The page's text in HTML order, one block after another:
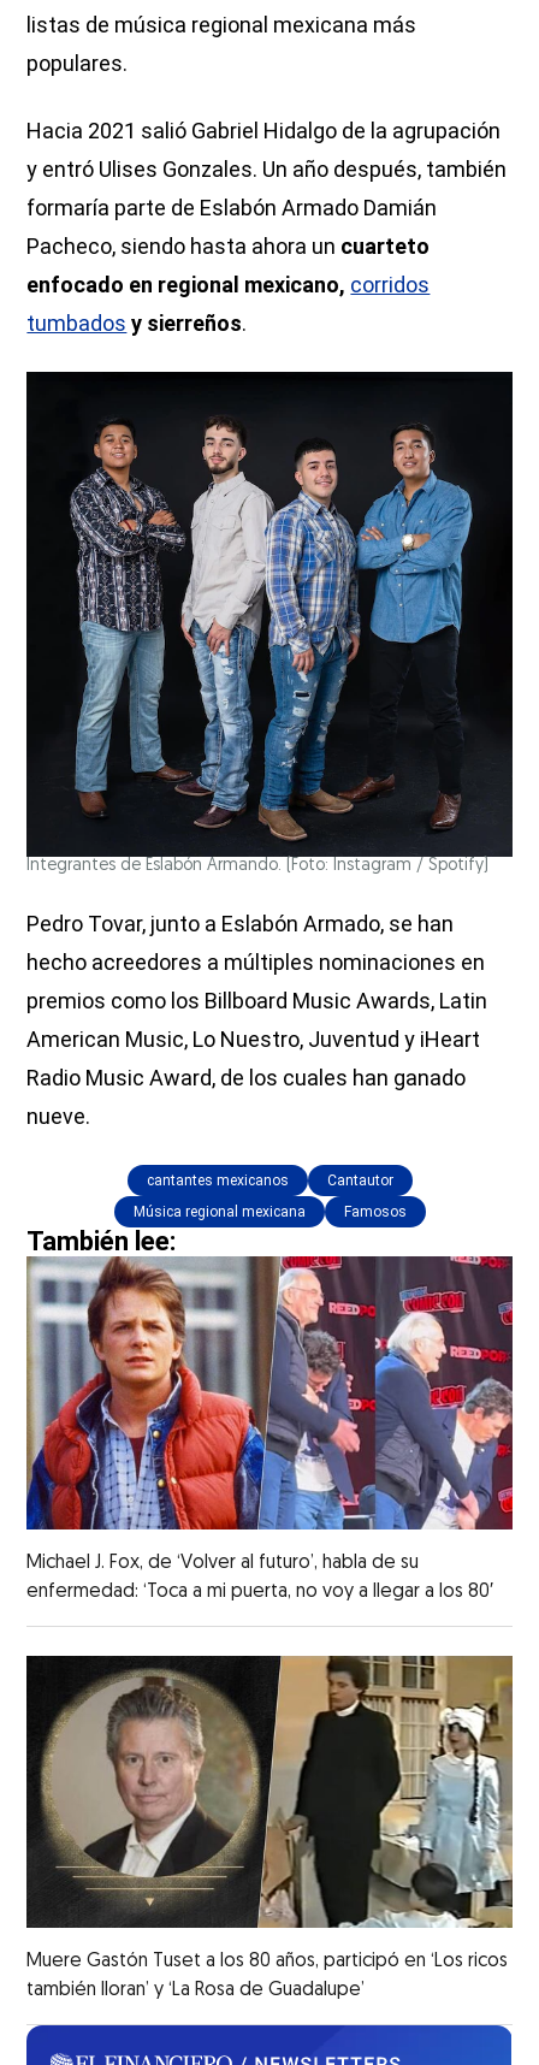
listas de música regional mexicana más
populares.
Hacia 2021 salió Gabriel Hidalgo de la agrupación
y entró Ulises Gonzales. Un año después, también
formaría parte de Eslabón Armado Damián
Pacheco, siendo hasta ahora un cuarteto
enfocado en regional mexicano, corridos
tumbados y sierreños.
Integrantes de Eslabón Armando. (Foto: Instagram / Spotify)
Pedro Tovar, junto a Eslabón Armado, se han
hecho acreedores a múltiples nominaciones en
premios como los Billboard Music Awards, Latin
American Music, Lo Nuestro, Juventud y iHeart
Radio Music Award, de los cuales han ganado
nueve.
cantantes mexicanos
Cantautor
Música regional mexicana
Famosos
También lee:
Michael J. Fox, de ‘Volver al futuro’, habla de su
enfermedad: ‘Toca a mi puerta, no voy a llegar a los 80′
Muere Gastón Tuset a los 80 años, participó en ‘Los ricos
también lloran’ y ‘La Rosa de Guadalupe’